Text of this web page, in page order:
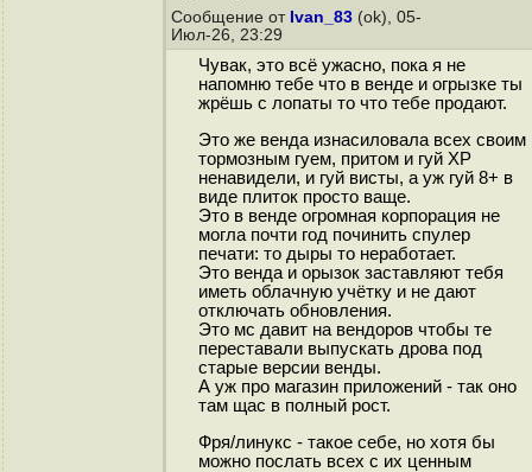
Сообщение от Ivan_83 (ok), 05-
Июл-26, 23:29
Чувак, это всё ужасно, пока я не
напомню тебе что в венде и огрызке ты
жрёшь с лопаты то что тебе продают.
Это же венда изнасиловала всех своим
тормозным гуем, притом и гуй ХР
ненавидели, и гуй висты, а уж гуй 8+ в
виде плиток просто ваще.
Это в венде огромная корпорация не
могла почти год починить спулер
печати: то дыры то неработает.
Это венда и орызок заставляют тебя
иметь облачную учётку и не дают
отключать обновления.
Это мс давит на вендоров чтобы те
переставали выпускать дрова под
старые версии венды.
А уж про магазин приложений - так оно
там щас в полный рост.
Фря/линукс - такое себе, но хотя бы
можно послать всех с их ценным